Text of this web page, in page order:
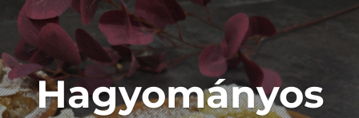
Hagyományos